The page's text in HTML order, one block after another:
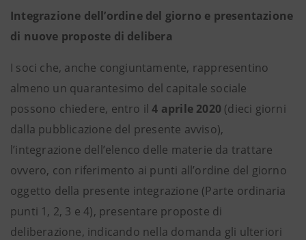
Integrazione dell’ordine del giorno e presentazione
di nuove proposte di delibera
I soci che, anche congiuntamente, rappresentino
almeno un quarantesimo del capitale sociale
possono chiedere, entro il4 aprile 2020 (dieci giorni
dalla pubblicazione del presente avviso),
l’integrazione dell’elenco delle materie da trattare
ovvero, con riferimento ai punti all’ordine del giorno
oggetto della presente integrazione (Parte ordinaria
punti 1, 2, 3 e 4), presentare proposte di
deliberazione, indicando nella domanda gli ulteriori